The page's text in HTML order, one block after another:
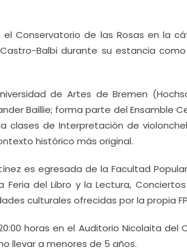
el Conservatorio de las Rosas en la
Balbi durante su estancia
de Artes de Bremen
Baillie; forma parte del Ensamble
clases de Interpretación de
histórico más original.
es egresada de la Facultad
del Libro y la Lectura,
culturales ofrecidas por la propia
horas en el Auditorio Nicolaita del
llevar a menores de 5 años.